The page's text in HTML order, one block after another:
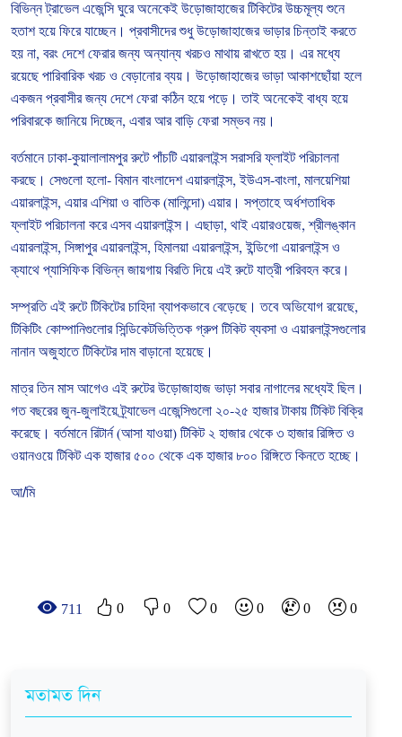
বিভিন্ন ট্রাভেল এজেন্সি ঘুরে অনেকেই উড়োজাহাজের টিকিটের উচ্চমূল্য শুনে
হতাশ হয়ে ফিরে যাচ্ছেন। প্রবাসীদের শুধু উড়োজাহাজের ভাড়ার চিন্তাই করতে
হয় না, বরং দেশে ফেরার জন্য অন্যান্য খরচও মাথায় রাখতে হয়। এর মধ্যে
রয়েছে পারিবারিক খরচ ও বেড়ানোর ব্যয়। উড়োজাহাজের ভাড়া আকাশছোঁয়া হলে
একজন প্রবাসীর জন্য দেশে ফেরা কঠিন হয়ে পড়ে। তাই অনেকেই বাধ্য হয়ে
পরিবারকে জানিয়ে দিচ্ছেন, এবার আর বাড়ি ফেরা সম্ভব নয়।
বর্তমানে ঢাকা-কুয়ালালামপুর রুটে পাঁচটি এয়ারলাইন্স সরাসরি ফ্লাইট পরিচালনা
করছে। সেগুলো হলো- বিমান বাংলাদেশ এয়ারলাইন্স, ইউএস-বাংলা, মালয়েশিয়া
এয়ারলাইন্স, এয়ার এশিয়া ও বাতিক (মালিন্দো) এয়ার। সপ্তাহে অর্ধশতাধিক
ফ্লাইট পরিচালনা করে এসব এয়ারলাইন্স। এছাড়া, থাই এয়ারওয়েজ,শ্রীলঙ্কান
এয়ারলাইন্স, সিঙ্গাপুর এয়ারলাইন্স, হিমালয়া এয়ারলাইন্স, ইন্ডিগো এয়ারলাইন্স ও
ক্যাথে প্যাসিফিক বিভিন্ন জায়গায় বিরতি দিয়ে এই রুটে যাত্রী পরিবহন করে।
সম্প্রতি এই রুটে টিকিটের চাহিদা ব্যাপকভাবে বেড়েছে। তবে অভিযোগ রয়েছে,
টিকিটিং কোম্পানিগুলোর সিন্ডিকেটভিত্তিক গ্রুপ টিকিট ব্যবসা ও এয়ারলাইন্সগুলোর
নানান অজুহাতে টিকিটের দাম বাড়ানো হয়েছে।
মাত্র তিন মাস আগেও এই রুটের উড়োজাহাজ ভাড়া সবার নাগালের মধ্যেই ছিল।
গত বছরের জুন-জুলাইয়ে ট্র্যাভেল এজেন্সিগুলো ২০-২৫ হাজার টাকায় টিকিট বিক্রি
করেছে। বর্তমানে রিটার্ন(আসা যাওয়া) টিকিট ২ হাজার থেকে ৩ হাজার রিঙ্গিত ও
ওয়ানওয়ে টিকিট এক হাজার ৫০০ থেকে এক হাজার ৮০০ রিঙ্গিতে কিনতে হচ্ছে।
আ/মি
711 0 0 0 0 0 0
মতামত দিন